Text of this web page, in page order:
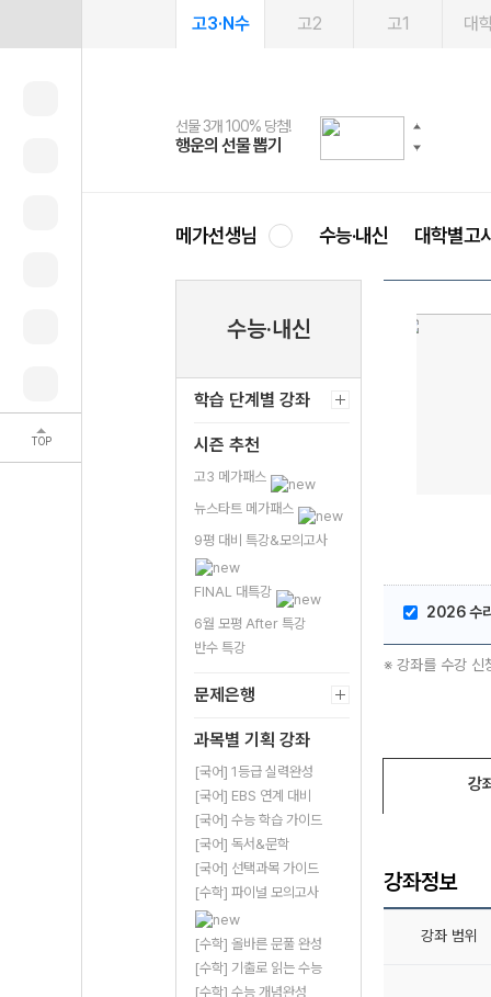
TOP
고3·N수 고2 고1 대
선물 3개 100% 당첨!
행운의 선물 뽑기
선물 100% 증정!
메가스터디 X 올리브
여름방학 스터디 캐시백
메가런 썸머스쿨
2027 러셀 단과
강사 공개선발
스마트러닝앱
설문 EVENT
메가패스
3일 무료 체험권
메가패스 수강생 무료혜택!
메가클럽 멤버십
사회공헌 캠페인
희망이룸 메가나눔
메가선생님 수능·내신 대학별고
수능·내신
학습 단계별 강좌
시즌 추천
고3 메가패스
뉴스타트 메가패스
9평 대비 특강&모의고사
FINAL 대특강
6월 모평 After 특강
반수 특강
문제은행
과목별 기획 강좌
[국어] 1등급 실력완성
[국어] EBS 연계 대비
[국어] 수능 학습 가이드
[국어] 독서&문학
[국어] 선택과목 가이드
[수학] 파이널 모의고사
[수학] 올바른 문풀 완성
[수학] 기출로 읽는 수능
[수학] 수능 개념완성
2026 수
※ 강좌를 수강 신
강
강좌정보
강좌 범위